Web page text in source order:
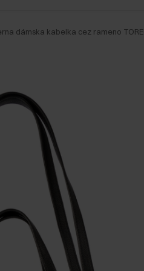
dámska kabelka cez rameno